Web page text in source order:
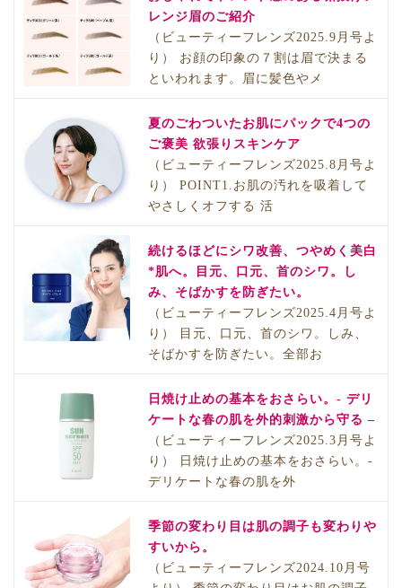
レンジ眉のご紹介
（ビューティーフレンズ2025.9月号よ
り） お顔の印象の７割は眉で決まる
といわれます。眉に髪色やメ
夏のごわついたお肌にパックで4つの
ご褒美 欲張りスキンケア
（ビューティーフレンズ2025.8月号よ
り） POINT1.お肌の汚れを吸着して
やさしくオフする 活
続けるほどにシワ改善、つやめく美白
*肌へ。目元、口元、首のシワ。し
み、そばかすを防ぎたい。
（ビューティーフレンズ2025.4月号よ
り） 目元、口元、首のシワ。しみ、
そばかすを防ぎたい。全部お
日焼け止めの基本をおさらい。- デリ
ケートな春の肌を外的刺激から守る –
（ビューティーフレンズ2025.3月号よ
り） 日焼け止めの基本をおさらい。-
デリケートな春の肌を外
季節の変わり目は肌の調子も変わりや
すいから。
（ビューティーフレンズ2024.10月号